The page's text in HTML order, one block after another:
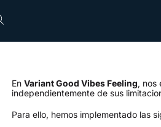
En Variant Good Vibes Feeling, nos
independientemente de sus
Para ello, hemos implementado las